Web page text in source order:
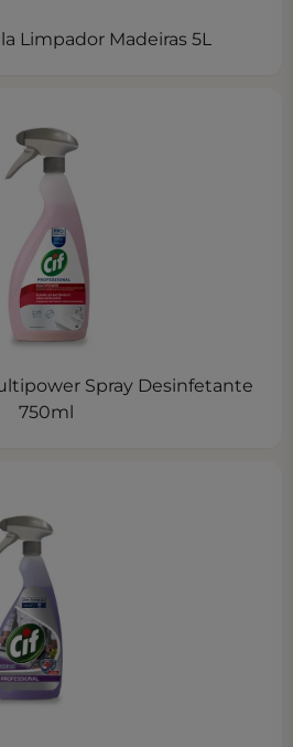
Limpador Madeiras 5L
Spray Desinfetante
750ml